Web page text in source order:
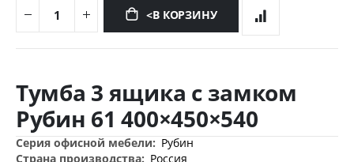
<В КОРЗИНУ
началу
галереи
изображений
Тумба 3 ящика с замком
Рубин 61 400×450×540
Дополнительная
информация
Рубин
Россия